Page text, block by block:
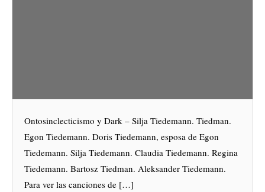
Ontosinclecticismo y Dark – Silja Tiedemann. Tiedman.
Egon Tiedemann. Doris Tiedemann, esposa de Egon
Tiedemann. Silja Tiedemann. Claudia Tiedemann. Regina
Tiedemann. Bartosz Tiedman. Aleksander Tiedemann.
Para ver las canciones de […]